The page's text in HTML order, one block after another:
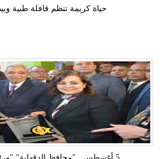
حياة كريمة تنظم قافلة طبية